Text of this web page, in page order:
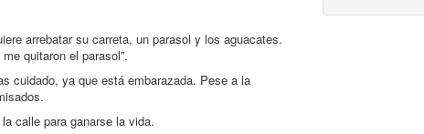
arrebatar su carreta, un parasol y los aguacates.
quitaron el parasol”.
cuidado, ya que está embarazada. Pese a la
calle para ganarse la vida.